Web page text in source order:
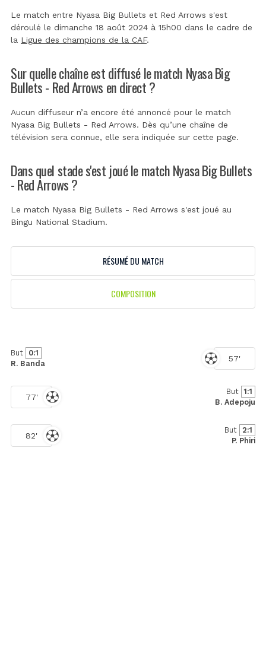
Le match entre Nyasa Big Bullets et Red Arrows s'est
déroulé le dimanche 18 août 2024 à 15h00 dans le cadre de
la Ligue des champions de la CAF.
Sur quelle chaîne est diffusé le match Nyasa Big
Bullets - Red Arrows en direct ?
Aucun diffuseur n’a encore été annoncé pour le match
Nyasa Big Bullets - Red Arrows. Dès qu’une chaîne de
télévision sera connue, elle sera indiquée sur cette page.
Dans quel stade s'est joué le match Nyasa Big Bullets
- Red Arrows ?
Le match Nyasa Big Bullets - Red Arrows s'est joué au
Bingu National Stadium.
RÉSUMÉ DU MATCH
COMPOSITION
57'
But
0:1
R. Banda
77'
But 1:1
B. Adepoju
82'
But 2:1
P. Phiri